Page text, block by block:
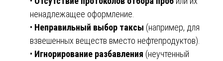
ненадлежащее оформление.
• Неправильный выбор таксы (например, для
взвешенных веществ вместо нефтепродуктов).
• Игнорирование разбавления (неучтенный